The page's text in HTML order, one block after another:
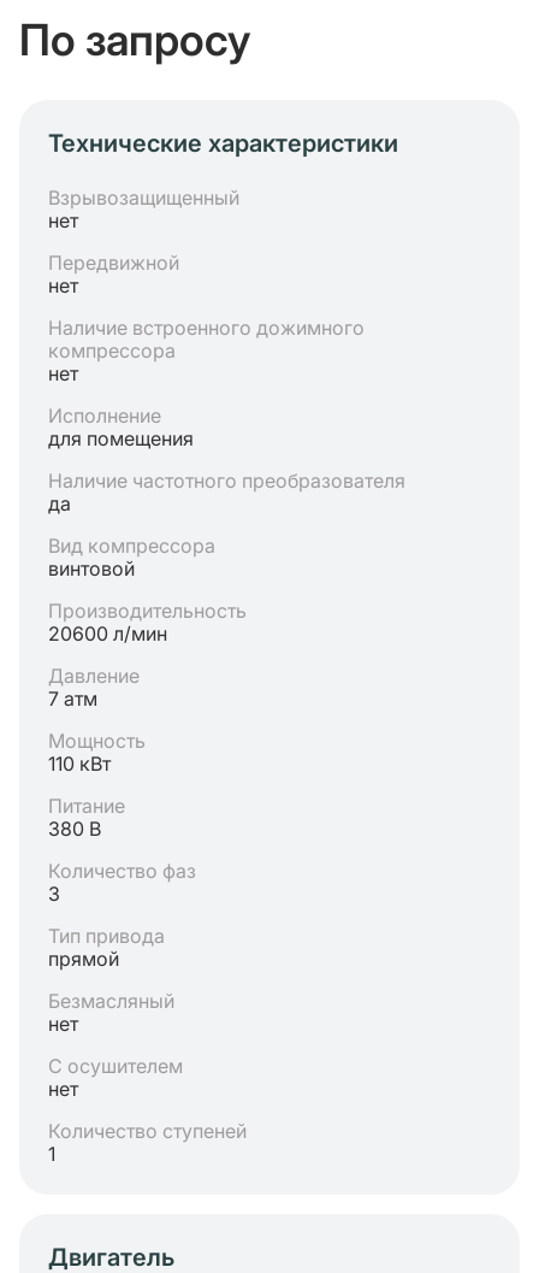
По запросу
Технические характеристики
Взрывозащищенный
нет
Передвижной
нет
Наличие встроенного дожимного
компрессора
нет
Исполнение
для помещения
Наличие частотного преобразователя
да
Вид компрессора
винтовой
Производительность
20600 л/мин
Давление
7 атм
Мощность
110 кВт
Питание
380 В
Количество фаз
3
Тип привода
прямой
Безмасляный
нет
С осушителем
нет
Количество ступеней
1
Двигатель